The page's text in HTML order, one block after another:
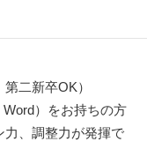
二新卒OK）
）をお持ちの方
、調整力が発揮で